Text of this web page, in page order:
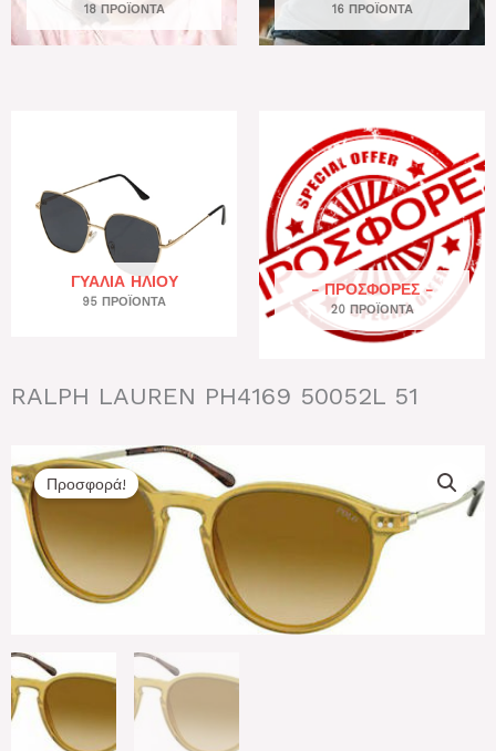
18 ΠΡΟΪΌΝΤΑ 16 ΠΡΟΪΌΝΤΑ
ΓΥΑΛΙΆ ΗΛΊΟΥ
95 ΠΡΟΪΌΝΤΑ
- ΠΡΟΣΦΟΡΕΣ -
20 ΠΡΟΪΌΝΤΑ
RALPH LAUREN PH4169 50052L 51
Προσφορά!